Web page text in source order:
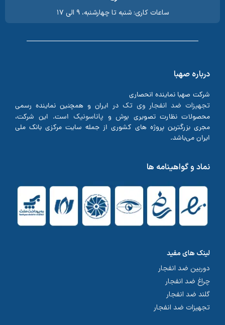
ساعات کاری: شنبه تا چهارشنبه، ۹ الی ۱۷
درباره صهبا
شرکت صهبا نماینده انحصاری
تجهیزات ضد انفجار وی تک در ایران و همچنین نماینده رسمی
محصولات نظارت تصویری بوش و پاناسونیک است. این شرکت،
مجری بزرگترین پروژه های کشوری از جمله سایت مرکزی بانک ملی
ایران می‌باشد.
نماد و گواهینامه ها
لینک های مفید
دوربین ضد انفجار
چراغ ضد انفجار
گلند ضد انفجار
تجهیزات ضد انفجار